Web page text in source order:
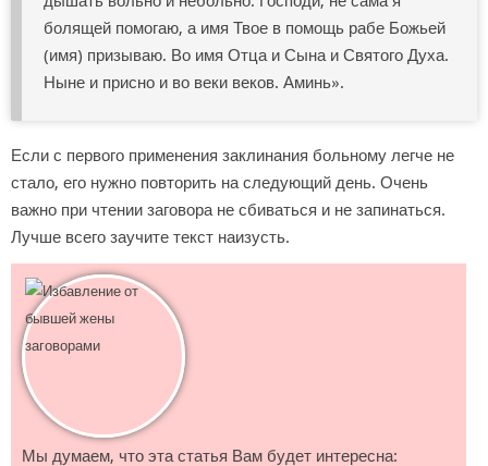
болящей помогаю, а имя Твое в помощь рабе Божьей
(имя) призываю. Во имя Отца и Сына и Святого Духа.
Ныне и присно и во веки веков. Аминь».
Если с первого применения заклинания больному легче не
стало, его нужно повторить на следующий день. Очень
важно при чтении заговора не сбиваться и не запинаться.
Лучше всего заучите текст наизусть.
Мы думаем, что эта статья Вам будет интересна: